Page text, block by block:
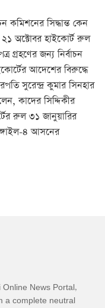
কমিশনের সিদ্ধান্ত কেন
অক্টোবর হাইকোর্ট রুল
গ্রহণের জন্য নির্বাচন
আদেশের বিরুদ্ধে
সুরেন্দ্র কুমার সিনহার
কাদের সিদ্দিকীর
রুল ৩১ জানুয়ারির
৪ আসনের
News Portal,
a complete neutral